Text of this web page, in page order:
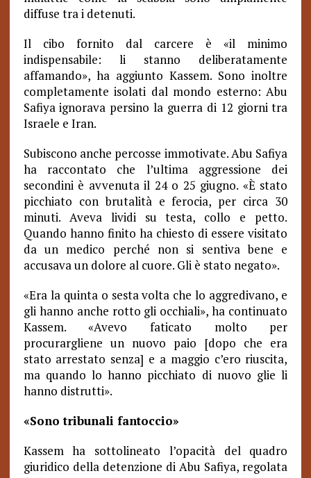
diffuse tra i detenuti.
Il cibo fornito dal carcere è «il minimo
indispensabile: li stanno deliberatamente
affamando», ha aggiunto Kassem. Sono inoltre
completamente isolati dal mondo esterno: Abu
Safiya ignorava persino la guerra di 12 giorni tra
Israele e Iran.
Subiscono anche percosse immotivate. Abu Safiya
ha raccontato che l’ultima aggressione dei
secondini è avvenuta il 24 o 25 giugno. «È stato
picchiato con brutalità e ferocia, per circa 30
minuti. Aveva lividi su testa, collo e petto.
Quando hanno finito ha chiesto di essere visitato
da un medico perché non si sentiva bene e
accusava un dolore al cuore. Gli è stato negato».
«Era la quinta o sesta volta che lo aggredivano, e
gli hanno anche rotto gli occhiali», ha continuato
Kassem. «Avevo faticato molto per
procurargliene un nuovo paio [dopo che era
stato arrestato senza] e a maggio c’ero riuscita,
ma quando lo hanno picchiato di nuovo glie li
hanno distrutti».
«Sono tribunali fantoccio»
Kassem ha sottolineato l’opacità del quadro
giuridico della detenzione di Abu Safiya, regolata